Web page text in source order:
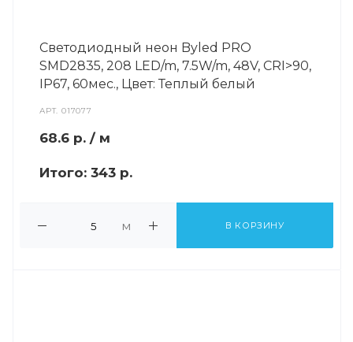
Светодиодный неон Byled PRO
SMD2835, 208 LED/m, 7.5W/m, 48V, СRI>90,
IP67, 60мес., Цвет: Теплый белый
АРТ.017077
68.6 р. / м
Итого: 343 р.
м В КОРЗИНУ